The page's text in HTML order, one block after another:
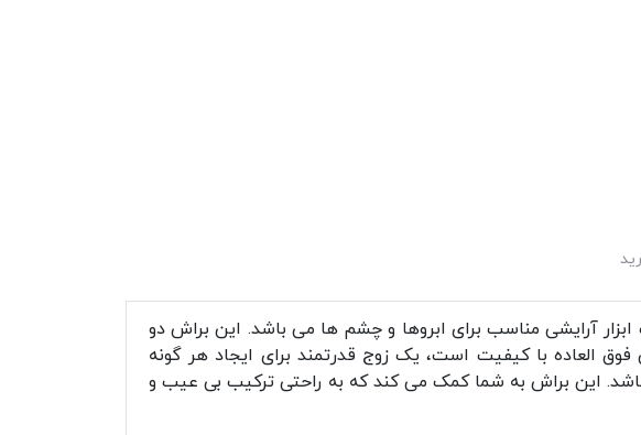
آرایشی مناسب برای ابروها و چشم ها می باشد. این براش دو
با کیفیت است، یک زوج قدرتمند برای ایجاد هر گونه
این براش به شما کمک می کند که به راحتی ترکیب بی عیب و